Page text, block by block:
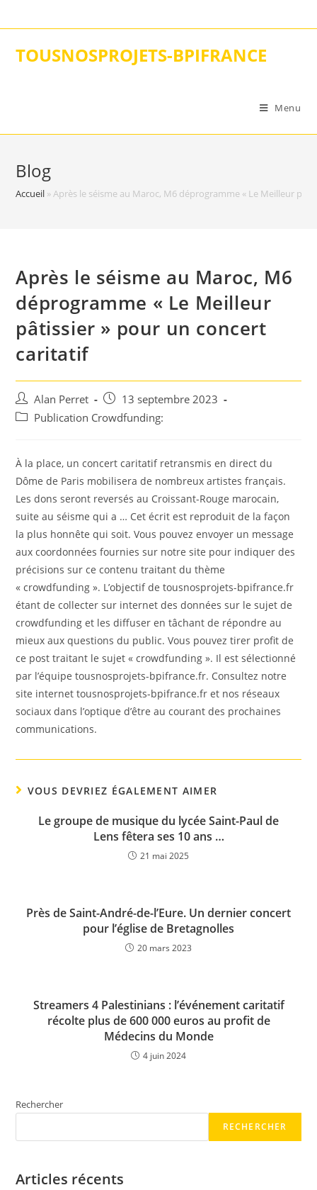
to
TOUSNOSPROJETS-BPIFRANCE
Menu
Blog
Accueil »Après le séisme au Maroc, M6 déprogramme « Le Meilleur
Après le séisme au Maroc, M6
déprogramme « Le Meilleur
pâtissier » pour un concert
caritatif
Auteur/autrice
de
Alan Perret
Post
published:
13 septembre 2023
PostPublication Crowdfunding:
À la place, un concert caritatif retransmis en direct du
Dôme de Paris mobilisera de nombreux artistes français.
Les dons seront reversés au Croissant-Rouge marocain,
suite au séisme qui a … Cet écrit est reproduit de la façon
la plus honnête qui soit. Vous pouvez envoyer un message
aux coordonnées fournies sur notre site pour indiquer des
précisions sur ce contenu traitant du thème
« crowdfunding ». L’objectif de tousnosprojets-bpifrance.fr
étant de collecter sur internet des données sur le sujet de
crowdfunding et les diffuser en tâchant de répondre au
mieux aux questions du public. Vous pouvez tirer profit de
ce post traitant le sujet « crowdfunding ». Il est sélectionné
par l’équipe tousnosprojets-bpifrance.fr. Consultez notre
site internet tousnosprojets-bpifrance.fr et nos réseaux
sociaux dans l’optique d’être au courant des prochaines
communications.
VOUS DEVRIEZ ÉGALEMENT AIMER
Le groupe de musique du lycée Saint-Paul de
Lens fêtera ses 10 ans …
21 mai 2025
Près de Saint-André-de-l’Eure. Un dernier concert
pour l’église de Bretagnolles
20 mars 2023
Streamers 4 Palestinians : l’événement caritatif
récolte plus de 600 000 euros au profit de
Médecins du Monde
4 juin 2024
Rechercher
RECHERCHER
Articles récents